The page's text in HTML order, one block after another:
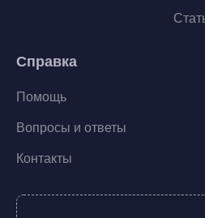
Справка
Помощь
Вопросы и ответы
Контакты